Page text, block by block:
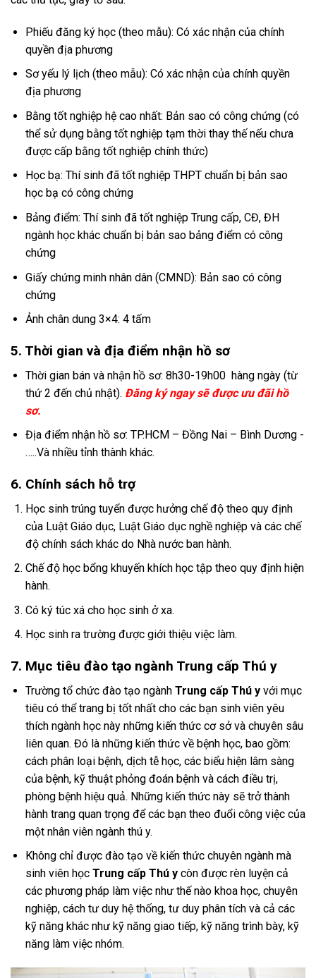
Phiếu đăng ký học (theo mẫu): Có xác nhận của chính
quyền địa phương
Sơ yếu lý lịch (theo mẫu): Có xác nhận của chính quyền
địa phương
Bằng tốt nghiệp hệ cao nhất: Bản sao có công chứng (có
thể sử dụng bằng tốt nghiệp tạm thời thay thế nếu chưa
được cấp bằng tốt nghiệp chính thức)
Học bạ: Thí sinh đã tốt nghiệp THPT chuẩn bị bản sao
học bạ có công chứng
Bảng điểm: Thí sinh đã tốt nghiệp Trung cấp, CĐ, ĐH
ngành học khác chuẩn bị bản sao bảng điểm có công
chứng
Giấy chứng minh nhân dân (CMND): Bản sao có công
chứng
Ảnh chân dung 3×4: 4 tấm
5. Thời gian và địa điểm nhận hồ sơ
Thời gian bán và nhận hồ sơ: 8h30-19h00 hàng ngày (từ
thứ 2 đến chủ nhật). Đăng ký ngay sẽ được ưu đãi hồ
sơ.
Địa điểm nhận hồ sơ: TP.HCM – Đồng Nai – Bình Dương -
…..Và nhiều tỉnh thành khác.
6. Chính sách hỗ trợ
Học sinh trúng tuyển được hưởng chế độ theo quy định
của Luật Giáo dục, Luật Giáo dục nghề nghiệp và các chế
độ chính sách khác do Nhà nước ban hành.
Chế độ học bổng khuyến khích học tập theo quy định hiện
hành.
Có ký túc xá cho học sinh ở xa.
Học sinh ra trường được giới thiệu việc làm.
7. Mục tiêu đào tạo ngành Trung cấp Thú y
Trường tổ chức đào tạo ngành Trung cấp Thú yvới mục
tiêu có thể trang bị tốt nhất cho các bạn sinh viên yêu
thích ngành học này những kiến thức cơ sở và chuyên sâu
liên quan. Đó là những kiến thức về bệnh học, bao gồm:
cách phân loại bệnh, dịch tễ học, các biểu hiện lâm sàng
của bệnh, kỹ thuật phỏng đoán bệnh và cách điều trị,
phòng bệnh hiệu quả. Những kiến thức này sẽ trở thành
hành trang quan trọng để các bạn theo đuổi công việc của
một nhân viên ngành thú y.
Không chỉ được đào tạo về kiến thức chuyên ngành mà
sinh viên học Trung cấp Thú y còn được rèn luyện cả
các phương pháp làm việc như thế nào khoa học, chuyên
nghiệp, cách tư duy hệ thống, tư duy phân tích và cả các
kỹ năng khác như kỹ năng giao tiếp, kỹ năng trình bày, kỹ
năng làm việc nhóm.